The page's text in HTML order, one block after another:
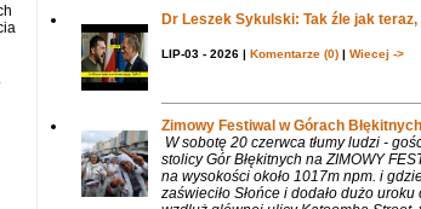
Dr Leszek Sykulski: Tak źle jak teraz,
LIP-03 - 2026 | Komentarze (0)| Wiecej ->
Zimowy Festiwal w Górach Błękitnych
W sobotę 20 czerwca tłumy ludzi -
stolicy Gór Błękitnych na ZIMOWY
na wysokości około 1017m npm. i
zaświeciło Słońce i dodało dużo